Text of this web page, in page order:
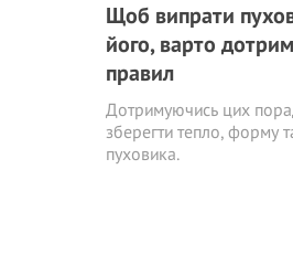
Щоб випрати
його, варто
правил
Дотримуючись цих
зберегти тепло, форму
пуховика.